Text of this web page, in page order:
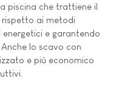
piscina che trattiene il
rispetto ai metodi
e garantendo
lo scavo con
e più economico